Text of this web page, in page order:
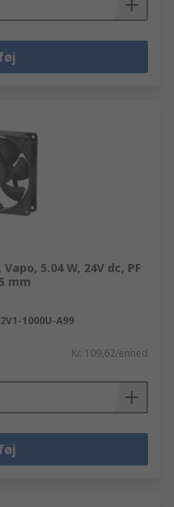
5.04 W, 24V dc, PF
mm
1000U-A99
Kr. 109,62/enhed